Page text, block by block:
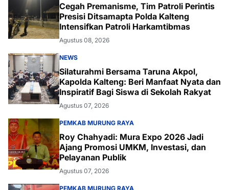
Cegah Premanisme, Tim Patroli Perintis
Presisi Ditsamapta Polda Kalteng
Intensifkan Patroli Harkamtibmas
Agustus 08, 2026
NEWS
Silaturahmi Bersama Taruna Akpol,
Kapolda Kalteng: Beri Manfaat Nyata dan
Inspiratif Bagi Siswa di Sekolah Rakyat
Agustus 07, 2026
PEMKAB MURUNG RAYA
Roy Chahyadi: Mura Expo 2026 Jadi
Ajang Promosi UMKM, Investasi, dan
Pelayanan Publik
Agustus 07, 2026
PEMKAB MURUNG RAYA